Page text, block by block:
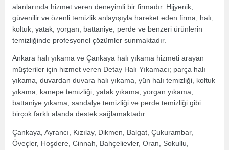
alanlarında hizmet veren deneyimli bir firmadır. Hijyenik,
güvenilir ve özenli temizlik anlayışıyla hareket eden firma; halı,
koltuk, yatak, yorgan, battaniye, perde ve benzeri ürünlerin
temizliğinde profesyonel çözümler sunmaktadır.
Ankara halı yıkama ve Çankaya halı yıkama hizmeti arayan
müşteriler için hizmet veren Detay Halı Yıkamacı; parça halı
yıkama, duvardan duvara halı yıkama, yün halı temizliği, koltuk
yıkama, kanepe temizliği, yatak yıkama, yorgan yıkama,
battaniye yıkama, sandalye temizliği ve perde temizliği gibi
birçok farklı alanda destek sağlamaktadır.
Çankaya, Ayrancı, Kızılay, Dikmen, Balgat, Çukurambar,
Öveçler, Hoşdere, Cinnah, Bahçelievler, Oran, Sokullu,